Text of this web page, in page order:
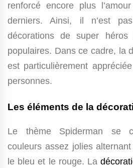
renforcé encore plus
derniers. Ainsi, il n’est
décorations de super
populaires. Dans ce cadre, la
est particulièrement
personnes.
Les éléments de la
Le thème Spiderman se
couleurs assez jolies
le bleu et le rouge. La